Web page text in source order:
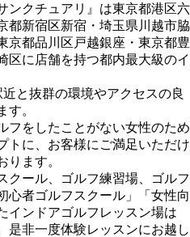
ンクチュアリ』は東京都港区六
都新宿区新宿・埼玉県川越市脇
京都品川区戸越銀座・東京都豊
区に店舗を持つ都内最大級のイ
と抜群の環境やアクセスの良
す。
フをしたことがない女性のため
トに、お客様にご満足いただけ
ります。
クール、ゴルフ練習場、ゴルフ
心者ゴルフスクール」「女性向
インドアゴルフレッスン場は
是非一度体験レッスンにお越し